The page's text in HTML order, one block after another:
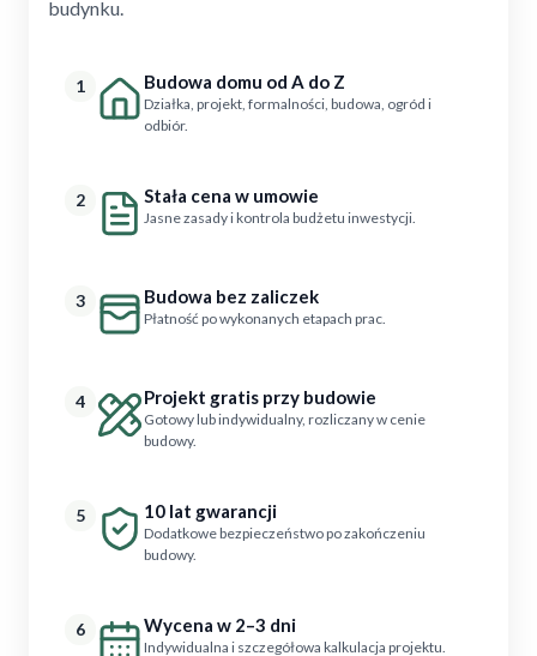
budynku.
1 Budowa domu od A do Z
Działka, projekt, formalności, budowa, ogród i
odbiór.
2 Stała cena w umowie
Jasne zasady i kontrola budżetu inwestycji.
3 Budowa bez zaliczek
Płatność po wykonanych etapach prac.
4 Projekt gratis przy budowie
Gotowy lub indywidualny, rozliczany w cenie
budowy.
5 10 lat gwarancji
Dodatkowe bezpieczeństwo po zakończeniu
budowy.
6 Wycena w 2–3 dni
Indywidualna i szczegółowa kalkulacja projektu.